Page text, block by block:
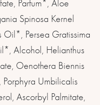
Parfum*, Aloe
Spinosa Kernel
Oil*, Persea Gratissima
Alcohol, Helianthus
Oenothera Biennis
Porphyra Umbilicalis
Ascorbyl Palmitate,